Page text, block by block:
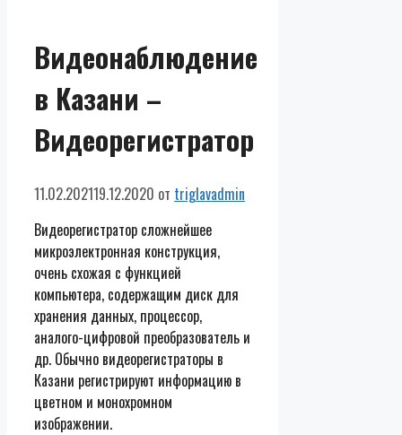
Видеонаблюдение
в Казани –
Видеорегистратор
11.02.202119.12.2020 от triglavadmin
Видеорегистратор сложнейшее
микроэлектронная конструкция,
очень схожая с функцией
компьютера, содержащим диск для
хранения данных, процессор,
аналого-цифровой преобразователь и
др. Обычно видеорегистраторы в
Казани регистрируют информацию в
цветном и монохромном
изображении.